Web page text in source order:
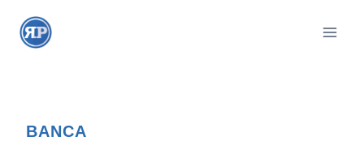
BANCA